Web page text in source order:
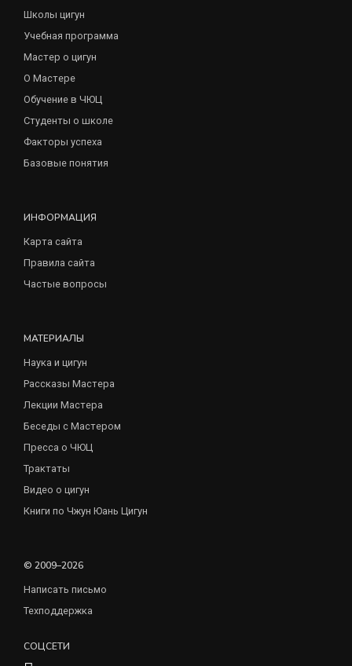
Школы цигун
Учебная программа
Мастер о цигун
О Мастере
Обучение в ЧЮЦ
Студенты о школе
Факторы успеха
Базовые понятия
ИНФОРМАЦИЯ
Карта сайта
Правила сайта
Частые вопросы
МАТЕРИАЛЫ
Наука и цигун
Рассказы Мастера
Лекции Мастера
Беседы с Мастером
Пресса о ЧЮЦ
Трактаты
Видео о цигун
Книги по Чжун Юань Цигун
© 2009–2026
Написать письмо
Техподдержка
СОЦСЕТИ